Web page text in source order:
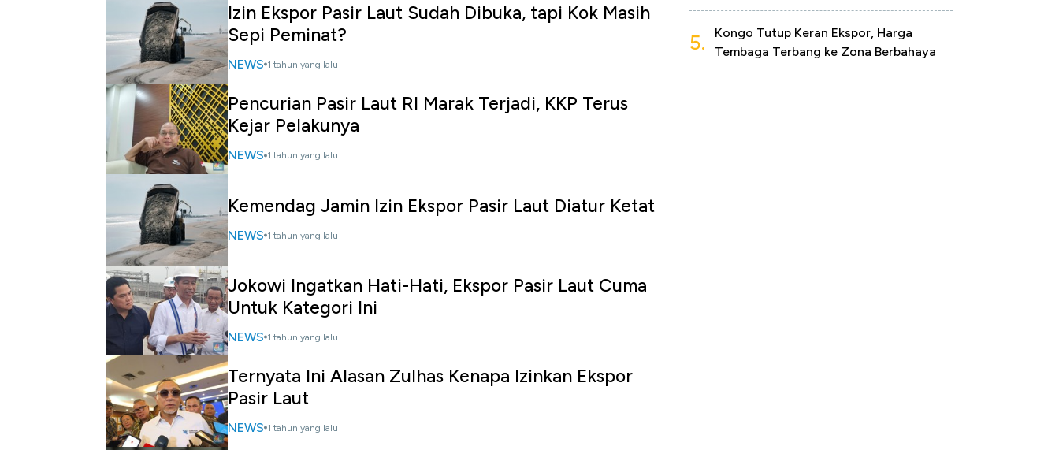
Izin Ekspor Pasir Laut Sudah Dibuka, tapi Kok Masih
Sepi Peminat?
NEWS 1 tahun yang lalu
Pencurian Pasir Laut RI Marak Terjadi, KKP Terus
Kejar Pelakunya
NEWS 1 tahun yang lalu
Kemendag Jamin Izin Ekspor Pasir Laut Diatur Ketat
NEWS 1 tahun yang lalu
Jokowi Ingatkan Hati-Hati, Ekspor Pasir Laut Cuma
Untuk Kategori Ini
NEWS 1 tahun yang lalu
Ternyata Ini Alasan Zulhas Kenapa Izinkan Ekspor
Pasir Laut
NEWS 1 tahun yang lalu
5.
Kongo Tutup Keran Ekspor, Harga
Tembaga Terbang ke Zona Berbahaya